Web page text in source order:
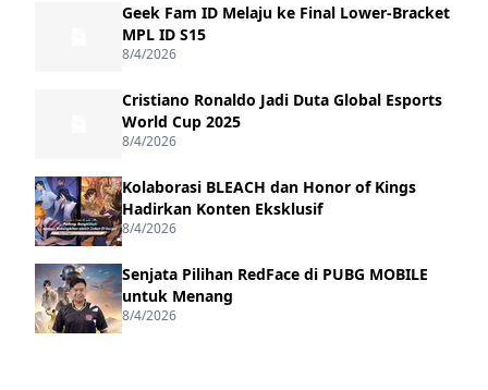
Geek Fam ID Melaju ke Final Lower-Bracket
MPL ID S15
8/4/2026
Cristiano Ronaldo Jadi Duta Global Esports
World Cup 2025
8/4/2026
Kolaborasi BLEACH dan Honor of Kings
Hadirkan Konten Eksklusif
8/4/2026
Senjata Pilihan RedFace di PUBG MOBILE
untuk Menang
8/4/2026